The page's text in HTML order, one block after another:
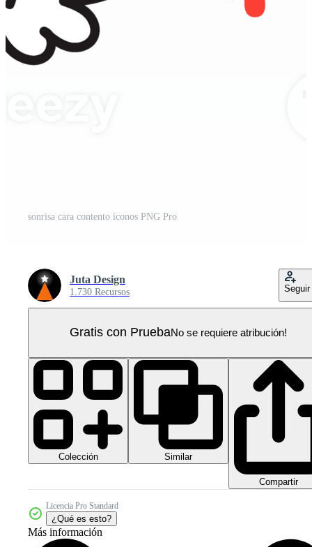
sonrisa cara contento íconos PNG Pro
Juta Design
1.730 Recursos Seguir
Gratis con PruebaNo se requiere atribución!
Colección Similar
Compartir
Licencia Pro Standard
¿Qué es esto?
Más información